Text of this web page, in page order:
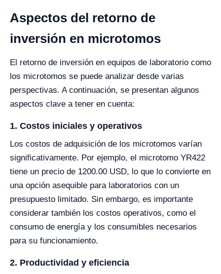
Aspectos del retorno de
inversión en microtomos
El retorno de inversión en equipos de laboratorio como
los microtomos se puede analizar desde varias
perspectivas. A continuación, se presentan algunos
aspectos clave a tener en cuenta:
1. Costos iniciales y operativos
Los costos de adquisición de los microtomos varían
significativamente. Por ejemplo, el microtomo YR422
tiene un precio de 1200.00 USD, lo que lo convierte en
una opción asequible para laboratorios con un
presupuesto limitado. Sin embargo, es importante
considerar también los costos operativos, como el
consumo de energía y los consumibles necesarios
para su funcionamiento.
2. Productividad y eficiencia